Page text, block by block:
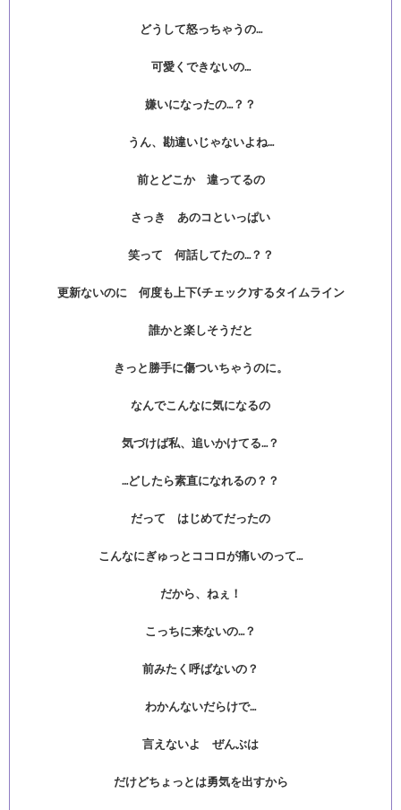
どうして怒っちゃうの…
可愛くできないの…
嫌いになったの…？？
うん、勘違いじゃないよね…
前とどこか 違ってるの
さっき あのコといっぱい
笑って 何話してたの…？？
更新ないのに 何度も上下(チェック)するタイムライン
誰かと楽しそうだと
きっと勝手に傷ついちゃうのに。
なんでこんなに気になるの
気づけば私、追いかけてる…？
…どしたら素直になれるの？？
だって はじめてだったの
こんなにぎゅっとココロが痛いのって…
だから、ねぇ！
こっちに来ないの…？
前みたく呼ばないの？
わかんないだらけで…
言えないよ ぜんぶは
だけどちょっとは勇気を出すから